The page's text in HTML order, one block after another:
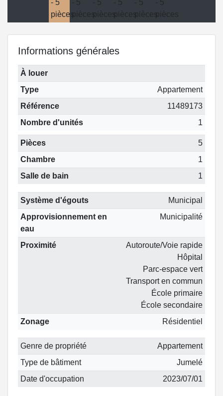
Informations générales
À louer
Type
Appartement
Référence
11489173
Nombre d'unités
1
Pièces
5
Chambre
1
Salle de bain
1
Système d'égouts
Municipal
Approvisionnement en
eau
Municipalité
Proximité
Autoroute/Voie rapide
Hôpital
Parc-espace vert
Transport en commun
École primaire
École secondaire
Zonage
Résidentiel
Genre de propriété
Appartement
Type de bâtiment
Jumelé
Date d'occupation
2023/07/01